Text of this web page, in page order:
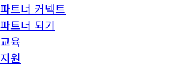
파트너 커넥트
파트너 되기
교육
지원